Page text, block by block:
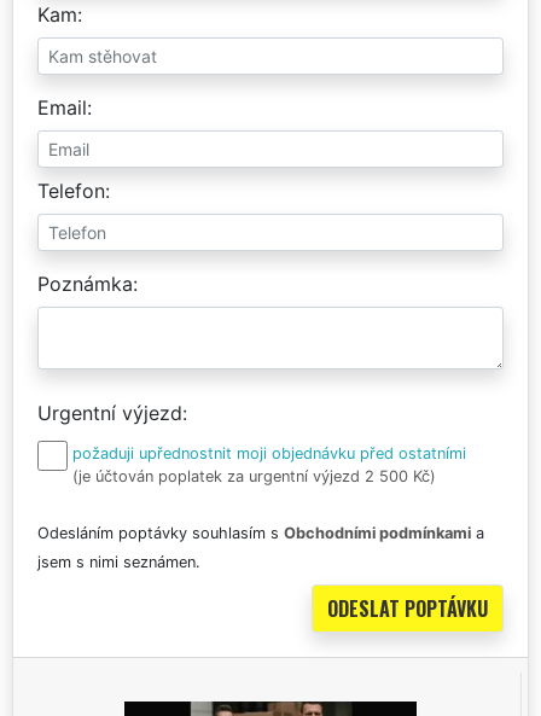
Kam
Email
Telefon
Poznámka
Urgentní výjezd
požaduji upřednostnit moji objednávku před ostatními
(je účtován poplatek za urgentní výjezd 2 500 Kč)
Odesláním poptávky souhlasím s Obchodními podmínkami a
jsem s nimi seznámen.